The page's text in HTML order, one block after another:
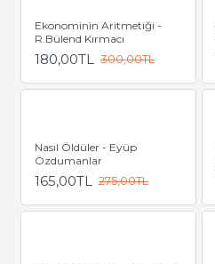
Ekonominin Aritmetiği -
R.Bülend Kırmacı
180,00TL 300,00TL
Nasıl Öldüler - Eyüp
Özdumanlar
165,00TL 275,00TL